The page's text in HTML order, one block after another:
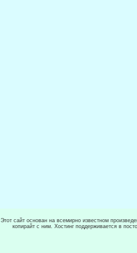
Этот сайт основан на всемирно известном
копирайт с ним. Хостинг поддерживается в